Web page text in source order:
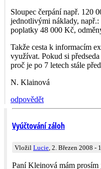
Sloupec čerpání např. 120
jednotlivými náklady,
poplatky 48 000 Kč,
Takže cesta k informacím
využívat. Pokud si
proč je po 7 letech stále
N. Klainová
odpovědět
Vyúčtování záloh
Vložil Lucie , 2. Březen 2008 -
Paní Kleinová mám prosím